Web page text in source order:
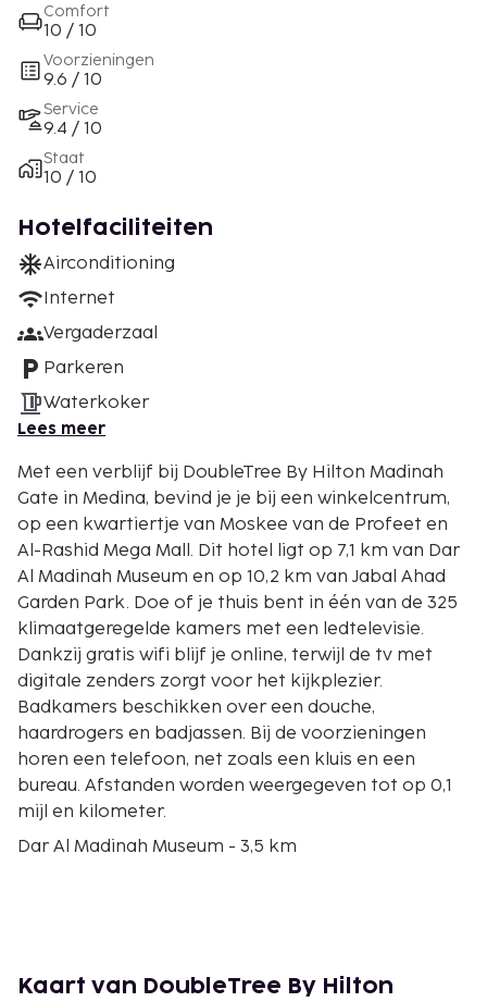
Comfort
10 / 10
Voorzieningen
9.6 / 10
Service
9.4 / 10
Staat
10 / 10
Hotelfaciliteiten
Airconditioning
Internet
Vergaderzaal
Parkeren
Waterkoker
Lees meer
Met een verblijf bij DoubleTree By Hilton Madinah
Gate in Medina, bevind je je bij een winkelcentrum,
op een kwartiertje van Moskee van de Profeet en
Al-Rashid Mega Mall. Dit hotel ligt op 7,1 km van Dar
Al Madinah Museum en op 10,2 km van Jabal Ahad
Garden Park. Doe of je thuis bent in één van de 325
klimaatgeregelde kamers met een ledtelevisie.
Dankzij gratis wifi blijf je online, terwijl de tv met
digitale zenders zorgt voor het kijkplezier.
Badkamers beschikken over een douche,
haardrogers en badjassen. Bij de voorzieningen
horen een telefoon, net zoals een kluis en een
bureau. Afstanden worden weergegeven tot op 0,1
mijl en kilometer.
Dar Al Madinah Museum - 3,5 km
Slagveld van Uhud - 12,1 km
Kaart van DoubleTree By Hilton